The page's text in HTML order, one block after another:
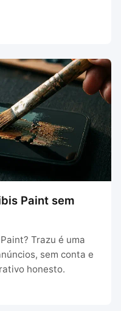
Paint sem
Trazu é uma
sem conta e
honesto.